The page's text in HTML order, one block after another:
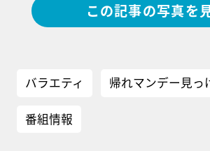
この記事の写真を
バラエティ 帰れマンデー見っ
番組情報